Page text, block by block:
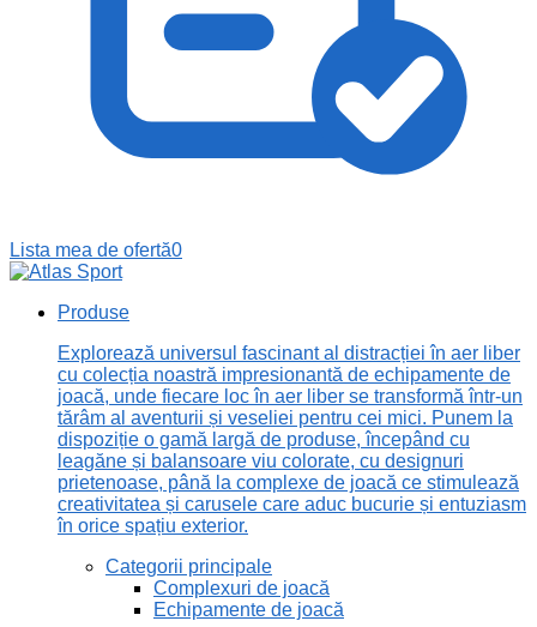
Lista mea de ofertă0
Produse
Explorează universul fascinant al distracției în aer liber
cu colecția noastră impresionantă de echipamente de
joacă, unde fiecare loc în aer liber se transformă într-un
tărâm al aventurii și veseliei pentru cei mici. Punem la
dispoziție o gamă largă de produse, începând cu
leagăne și balansoare viu colorate, cu designuri
prietenoase, până la complexe de joacă ce stimulează
creativitatea și carusele care aduc bucurie și entuziasm
în orice spațiu exterior.
Categorii principale
Complexuri de joacă
Echipamente de joacă